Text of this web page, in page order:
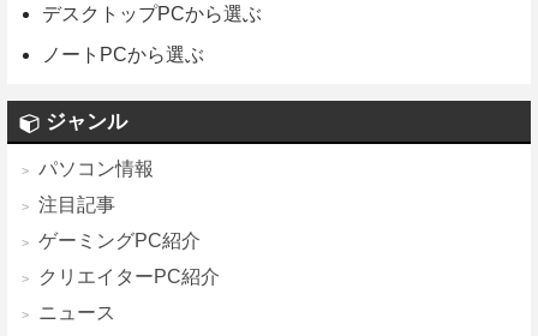
デスクトップPCから選ぶ
ノートPCから選ぶ
ジャンル
パソコン情報
注目記事
ゲーミングPC紹介
クリエイターPC紹介
ニュース